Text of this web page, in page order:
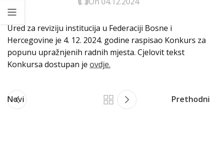
Ured za reviziju institucija u Federaciji Bosne i
Hercegovine je 4. 12. 2024. godine raspisao Konkurs za
popunu upražnjenih radnih mjesta. Cjelovit tekst
Konkursa dostupan je ovdje.
Novi Prethodni